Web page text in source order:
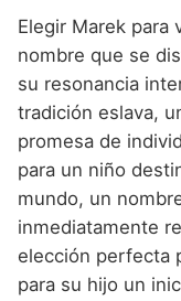
Elegir Marek para
nombre que se
su resonancia
tradición eslava,
promesa de
para un niño
mundo, un
inmediatamente
elección perfecta
para su hijo un